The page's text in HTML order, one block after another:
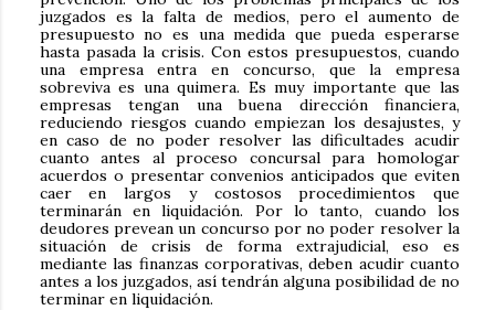
juzgados es la falta de medios, pero el aumento de
presupuesto no es una medida que pueda esperarse
hasta pasada la crisis. Con estos presupuestos, cuando
una empresa entra en concurso, que la empresa
sobreviva es una quimera. Es muy importante que las
empresas tengan una buena dirección financiera,
reduciendo riesgos cuando empiezan los desajustes, y
en caso de no poder resolver las dificultades acudir
cuanto antes al proceso concursal para homologar
acuerdos o presentar convenios anticipados que eviten
caer en largos y costosos procedimientos que
terminarán en liquidación. Por lo tanto, cuando los
deudores prevean un concurso por no poder resolver la
situación de crisis de forma extrajudicial, eso es
mediante las finanzas corporativas, deben acudir cuanto
antes a los juzgados, así tendrán alguna posibilidad de no
terminar en liquidación.